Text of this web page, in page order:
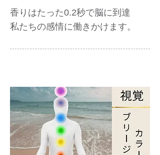
香りはたった0.2秒で脳に到達
私たちの感情に働きかけます。